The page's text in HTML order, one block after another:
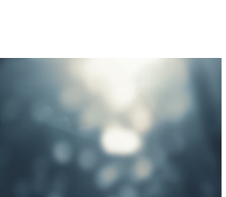
。 それは「あなたが輝き、切
ルーンのアドバイスを参考にし